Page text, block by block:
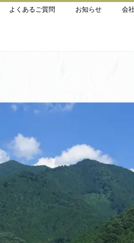
よくあるご質問 お知らせ 会